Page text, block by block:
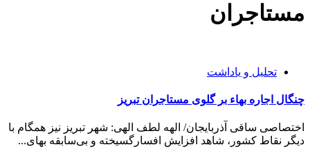
مستاجران
تحلیل و یاداشت
چنگال اجاره بهاء بر گلوی مستاجران تبریز
اختصاصی ساقی آذربایجان/ الهه لطف الهی: شهر تبریز نیز همگام با
دیگر نقاط کشور، شاهد افزایش افسارگسیخته و بی‌سابقه بهای...